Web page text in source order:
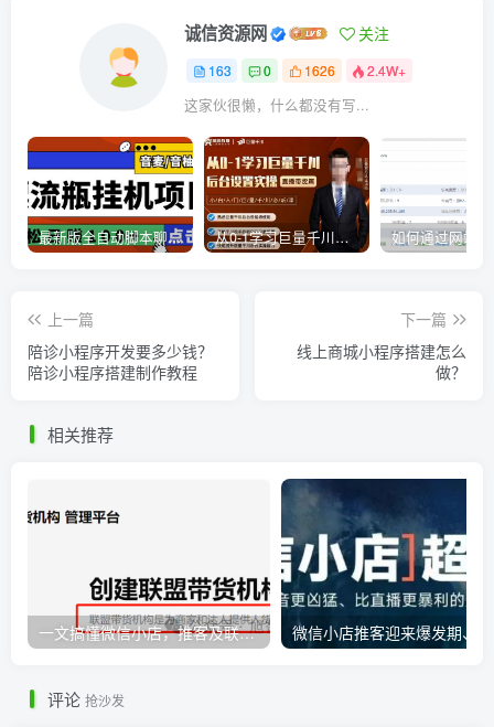
诚信资源网 关注
163 0 1626 2.4W+
这家伙很懒，什么都没有写...
最新版全自动脚本聊天挂机漂流瓶项目，单窗口稳定每天收益100+ 从0-1学习巨量千川，后台设置实操，直播带货篇，新手小白入门千川必听课
上一篇
陪诊小程序开发要多少钱？
陪诊小程序搭建制作教程
下一篇
线上商城小程序搭建怎么
做？
相关推荐
一文搞懂微信小店，推客及联盟带货机构之间的相互联系
评论 抢沙发